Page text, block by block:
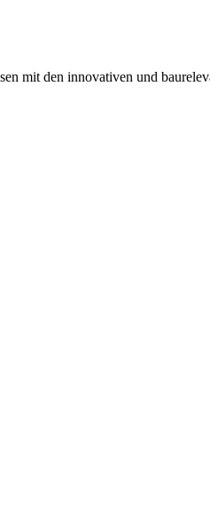
mit den innovativen und